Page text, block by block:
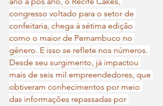
congresso voltado para o setor de
confeitaria, chega à sétima edição
como o maior de Pernambuco no
gênero. E isso se reflete nos números.
Desde seu surgimento, já impactou
mais de seis mil empreendedores, que
obtiveram conhecimentos por meio
das informações repassadas por